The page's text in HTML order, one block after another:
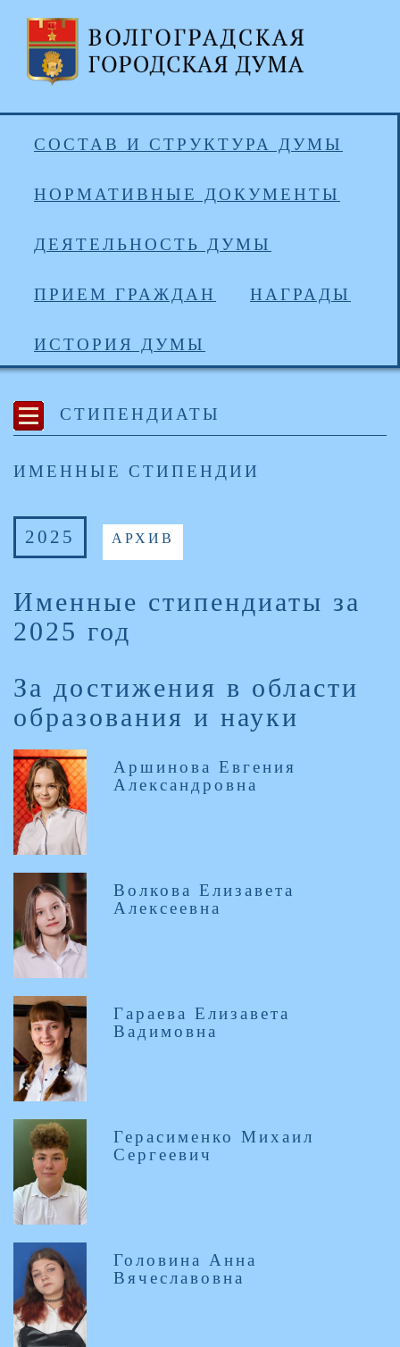
СОСТАВ И СТРУКТУРА ДУМЫ
НОРМАТИВНЫЕ ДОКУМЕНТЫ
ДЕЯТЕЛЬНОСТЬ ДУМЫ
ПРИЕМ ГРАЖДАН НАГРАДЫ
ИСТОРИЯ ДУМЫ
СТИПЕНДИАТЫ
ИМЕННЫЕ СТИПЕНДИИ
2025 АРХИВ
Именные стипендиаты за
2025 год
За достижения в области
образования и науки
Аршинова Евгения
Александровна
Волкова Елизавета
Алексеевна
Гараева Елизавета
Вадимовна
Герасименко Михаил
Сергеевич
Головина Анна
Вячеславовна